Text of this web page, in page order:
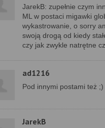
JarekB: zupełnie czym
ML w postaci migawki
wykastrowanie, o sorry
swoją drogą od kiedy
czy jak zwykle natrętne
ad1216
Pod innymi postami też ;)
JarekB